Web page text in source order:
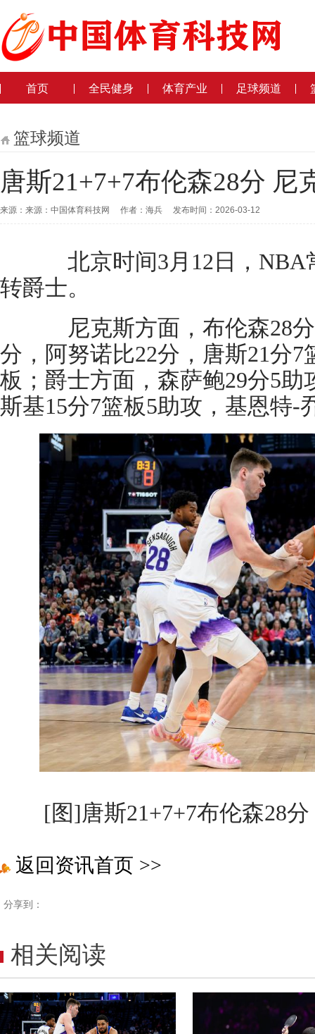
首页 全民健身 体育产业 足球频道
篮球频道
唐斯21+7+7布伦森28分 尼
来源：来源：中国体育科技网 作者：海兵 发布时间：2026-03-12
北京时间3月12日，NBA
转爵士。
尼克斯方面，布伦森28分
分，阿努诺比22分，唐斯21分7
板；爵士方面，森萨鲍29分5助
斯基15分7篮板5助攻，基恩特-
[图]唐斯21+7+7布伦森28
返回资讯首页 >>
分享到：
相关阅读